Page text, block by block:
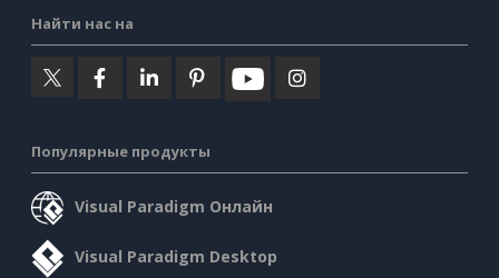
Найти нас на
Популярные продукты
Visual Paradigm Онлайн
Visual Paradigm Desktop